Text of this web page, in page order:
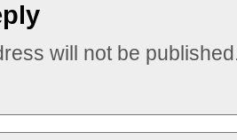
will not be